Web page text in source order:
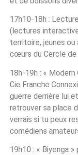
17h10-18h :
(lectures
territoire, jeunes
cœurs du Cercle
18h-19h : « Modern
Cie Franche
guerre derrière lui
retrouver sa place
verrais si tu peux
comédiens
19h10 : « Biyenga